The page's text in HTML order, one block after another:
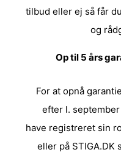
tilbud eller ej så får
og
Op til 5 års
For at opnå
efter l.
have registreret sin
eller på STIGA.DK